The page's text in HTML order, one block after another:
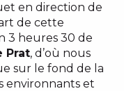
en direction de
de cette
3 heures 30 de
Prat, d’où nous
sur le fond de la
environnants et